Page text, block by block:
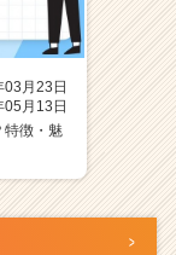
月23日
月13日
特徴・魅